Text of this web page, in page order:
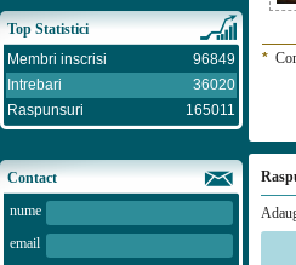
Top Statistici
Membri inscrisi
96849
Intrebari
36020
Raspunsuri
165011
Contact
nume
email
*